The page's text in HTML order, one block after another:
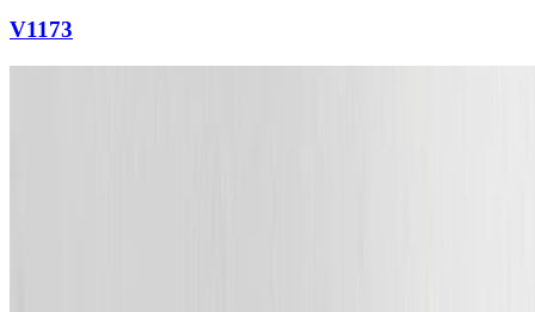
V1173